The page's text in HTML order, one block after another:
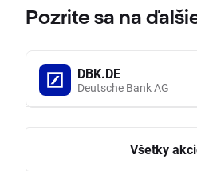
Pozrite sa na
DBK.DE
Deutsche Bank AG
Všetky